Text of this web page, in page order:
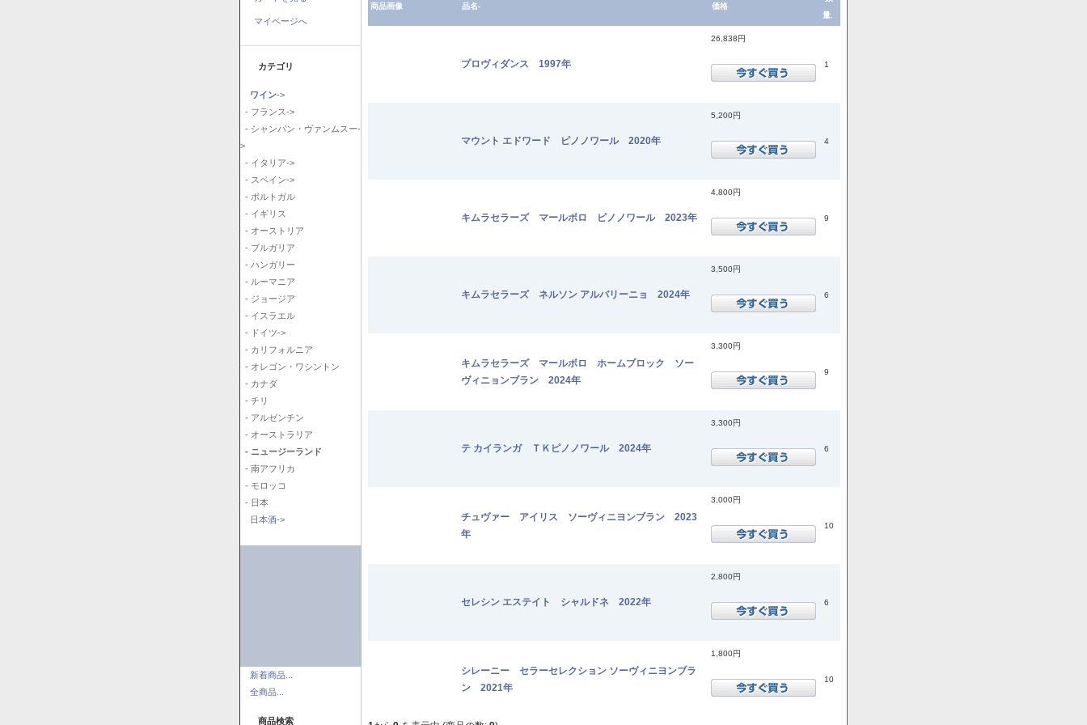
マイページへ
カテゴリ
ワイン->
- フランス->
- シャンパン・ヴァンムスー-
>
- イタリア->
- スペイン->
- ポルトガル
- イギリス
- オーストリア
- ブルガリア
- ハンガリー
- ルーマニア
- ジョージア
- イスラエル
- ドイツ->
- カリフォルニア
- オレゴン・ワシントン
- カナダ
- チリ
- アルゼンチン
- オーストラリア
- ニュージーランド
- 南アフリカ
- モロッコ
- 日本
日本酒->
新着商品...
全商品...
商品検索
商品画像 品名- 価格
量.
プロヴィダンス 1997年
26,838円
1
マウント エドワード ピノノワール 2020年
5,200円
4
キムラセラーズ マールボロ ピノノワール 2023年
4,800円
9
キムラセラーズ ネルソン アルバリーニョ 2024年
3,500円
6
キムラセラーズ マールボロ ホームブロック ソー
ヴィニョンブラン 2024年
3,300円
9
テ カイランガ ＴＫピノノワール 2024年
3,300円
6
チュヴァー アイリス ソーヴィニヨンブラン 2023
年
3,000円
10
セレシン エステイト シャルドネ 2022年
2,800円
6
シレーニー セラーセレクション ソーヴィニヨンブラ
ン 2021年
1,800円
10